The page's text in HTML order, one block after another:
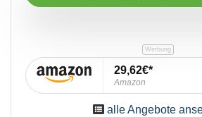
29,62€
Amazon
alle Angebote